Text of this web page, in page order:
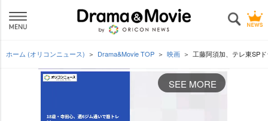
ホーム (オリコンニュース) Drama&Movie TOP 映画 工藤阿須加、テレ東SP
SEE MORE